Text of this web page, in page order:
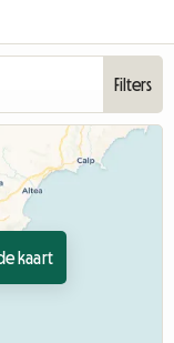
Filters
kaart